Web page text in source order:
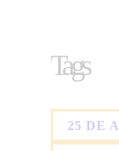
Tags
25 DE